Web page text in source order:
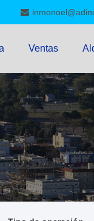
Ventas